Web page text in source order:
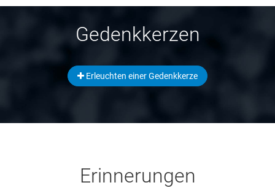
Gedenkkerzen
Erleuchten einer Gedenkkerze
Erinnerungen